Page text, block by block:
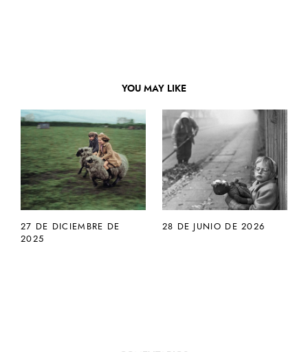
YOU MAY LIKE
27 DE DICIEMBRE DE
2025
28 DE JUNIO DE 2026